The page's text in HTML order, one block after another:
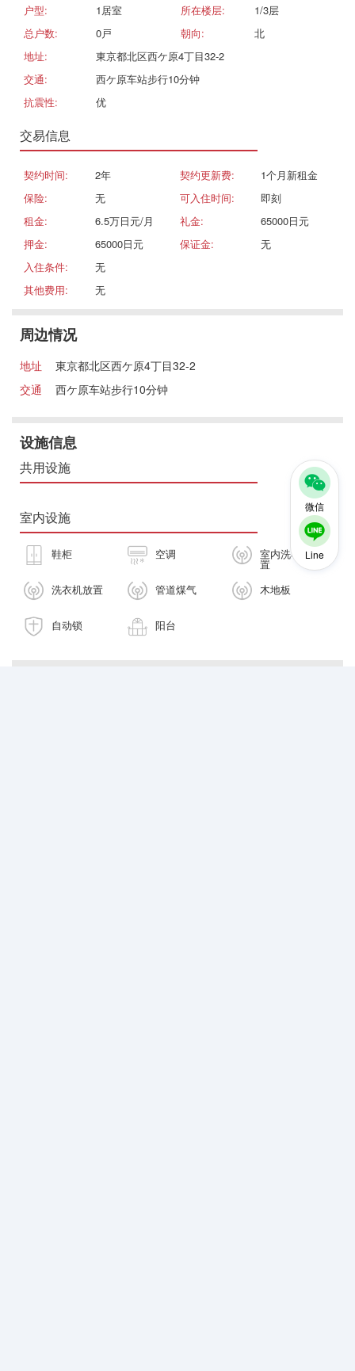
微信
Line
户型:
1居室 所在楼层:
1/3层
总户数:
0戸 朝向:
北
地址:
東京都北区西ケ原4丁目32-2
交通:
西ケ原车站步行10分钟
抗震性:
优
交易信息
契约时间: 2年 契约更新费:
1个月新租金
保险:
无 可入住时间:
即刻
租金:
6.5万日元/月 礼金:
65000日元
押金:
65000日元 保证金:
无
入住条件:
无
其他费用:
无
周边情况
地址
東京都北区西ケ原4丁目32-2
交通
西ケ原车站步行10分钟
设施信息
共用设施
室内设施
鞋柜 空调 室内洗衣机放
置
洗衣机放置
管道煤气 木地板
自动锁 阳台